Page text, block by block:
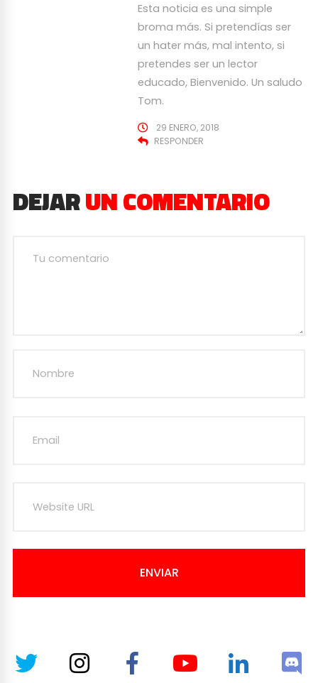
Esta noticia es una simple
broma más. Si pretendías ser
un hater más, mal intento, si
pretendes ser un lector
educado, Bienvenido. Un saludo
Tom.
29 ENERO, 2018
RESPONDER
DEJARUN COMENTARIO
ENVIAR